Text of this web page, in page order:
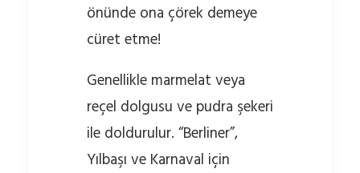
önünde ona çörek demeye
cüret etme!
Genellikle marmelat veya
reçel dolgusu ve pudra şekeri
ile doldurulur. “Berliner”,
Yılbaşı ve Karnaval için